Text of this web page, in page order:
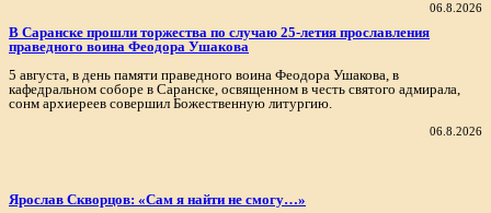
06.8.2026
В Саранске прошли торжества по случаю 25-летия прославления
праведного воина Феодора Ушакова
5 августа, в день памяти праведного воина Феодора Ушакова, в
кафедральном соборе в Саранске, освященном в честь святого адмирала,
сонм архиереев совершил Божественную литургию.
06.8.2026
Ярослав Скворцов: «Сам я найти не смогу…»